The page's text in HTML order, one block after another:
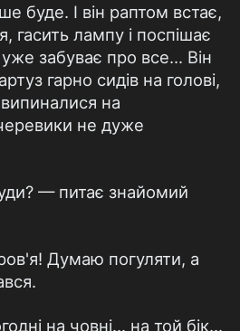
буде. І він раптом встає,
гасить лампу і поспішає
забуває про все... Він
гарно сидів на голові,
на
не дуже
— питає знайомий
Думаю погуляти, а
на човні... на той бік...